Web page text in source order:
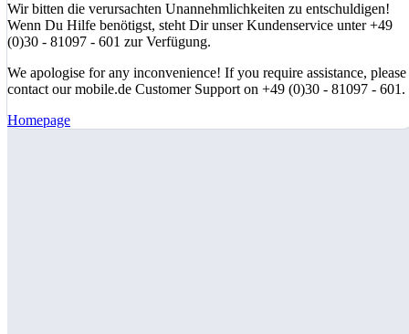
Wir bitten die verursachten Unannehmlichkeiten zu entschuldigen!
Wenn Du Hilfe benötigst, steht Dir unser Kundenservice unter +49
(0)30 - 81097 - 601 zur Verfügung.
We apologise for any inconvenience! If you require assistance, please
contact our mobile.de Customer Support on +49 (0)30 - 81097 - 601.
Homepage